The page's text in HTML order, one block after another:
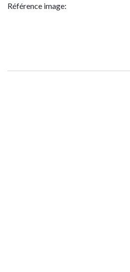
Référence image: